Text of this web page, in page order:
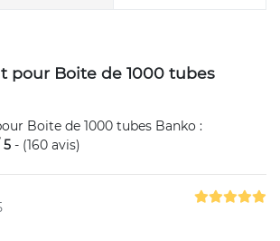
pour Boite de 1000 tubes
Boite de 1000 tubes Banko :
5 - (160 avis)